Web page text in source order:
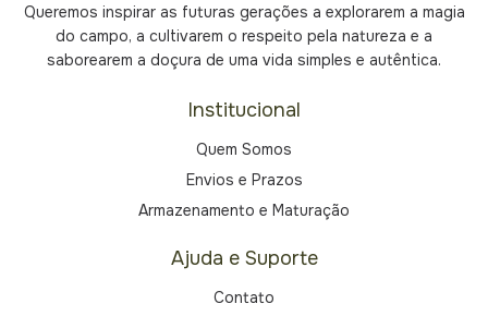
Queremos inspirar as futuras gerações a explorarem a magia
do campo, a cultivarem o respeito pela natureza e a
saborearem a doçura de uma vida simples e autêntica.
Institucional
Quem Somos
Envios e Prazos
Armazenamento e Maturação
Ajuda e Suporte
Contato